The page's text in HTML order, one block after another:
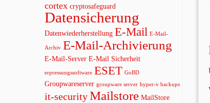
cortex cryptosafeguard
Datensicherung
Datenwiederherstellung E-Mail E-Mail-
Archiv E-Mail-Archivierung
E-Mail-Server E-Mail Sicherheit
erpressungssoftware ESET GoBD
Groupwareserver groupware server hyper-v backups
it-securityMailstore MailStore